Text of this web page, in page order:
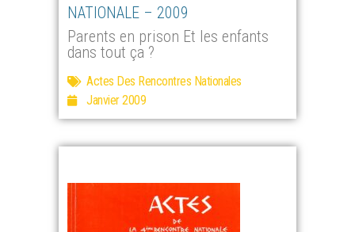
NATIONALE – 2009
Parents en prison Et les enfants
dans tout ça ?
Actes Des Rencontres Nationales
Janvier 2009